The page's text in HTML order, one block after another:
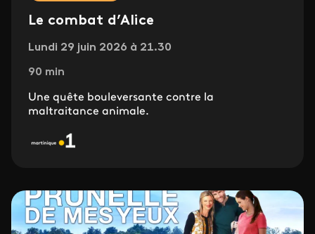
Le combat d’Alice
Lundi 29 juin 2026 à 21.30
90 min
Une quête bouleversante contre la
maltraitance animale.